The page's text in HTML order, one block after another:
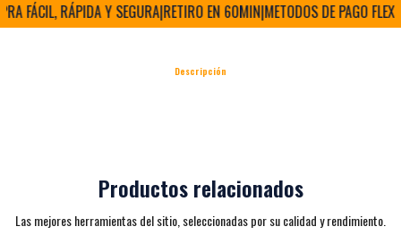
FÁCIL, RÁPIDA Y SEGURA|RETIRO EN 60MIN|METODOS DE PAGO
Descripción
Productos relacionados
Las mejores herramientas del sitio, seleccionadas por su calidad y rendimiento.